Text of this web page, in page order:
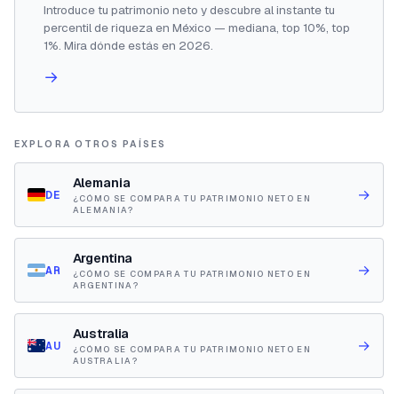
Introduce tu patrimonio neto y descubre al instante tu
percentil de riqueza en México — mediana, top 10%, top
1%. Mira dónde estás en 2026.
→
EXPLORA OTROS PAÍSES
DE
Alemania
¿CÓMO SE COMPARA TU PATRIMONIO NETO EN
ALEMANIA?
→
AR
Argentina
¿CÓMO SE COMPARA TU PATRIMONIO NETO EN
ARGENTINA?
→
AU
Australia
¿CÓMO SE COMPARA TU PATRIMONIO NETO EN
AUSTRALIA?
→